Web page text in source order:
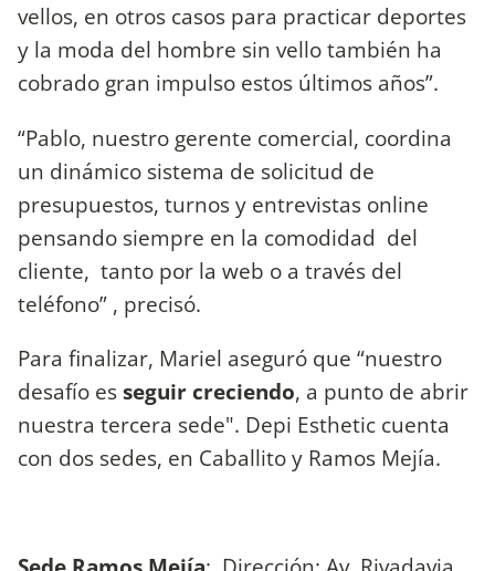
vellos, en otros casos para practicar deportes
y la moda del hombre sin vello también ha
cobrado gran impulso estos últimos años”.
“Pablo, nuestro gerente comercial, coordina
un dinámico sistema de solicitud de
presupuestos, turnos y entrevistas online
pensando siempre en la comodidad del
cliente, tanto por la web o a través del
teléfono” , precisó.
Para finalizar, Mariel aseguró que “nuestro
desafío esseguir creciendo, a punto de abrir
nuestra tercera sede". Depi Esthetic cuenta
con dos sedes, en Caballito y Ramos Mejía.